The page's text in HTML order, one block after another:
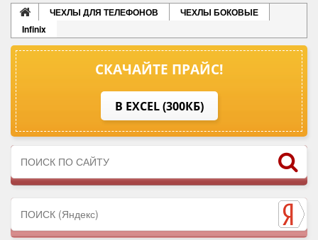
ЧЕХЛЫ ДЛЯ ТЕЛЕФОНОВ
ЧЕХЛЫ БОКОВЫЕ
Infinix
СКАЧАЙТЕ ПРАЙС!
В EXCEL (300КБ)